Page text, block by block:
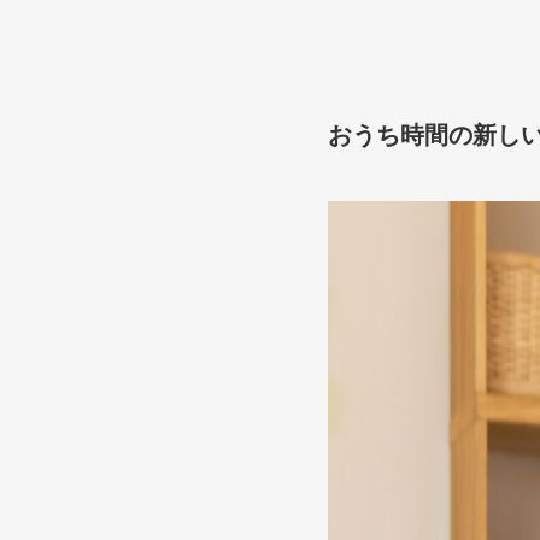
おうち時間の新し